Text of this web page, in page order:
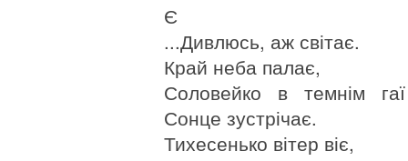
Є
...Дивлюсь, аж світає.
Край неба палає,
Соловейко в темнім гаї
Сонце зустрічає.
Тихесенько вітер віє,